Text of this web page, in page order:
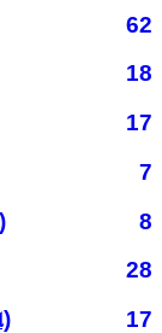
62
18
17
7
8
28
17